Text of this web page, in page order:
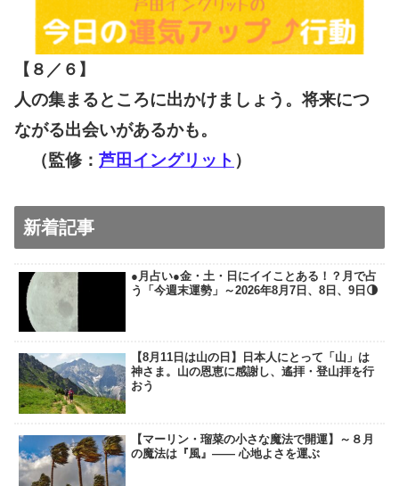
【８／６ 】
人の集まるところに出かけましょう。将来につ
ながる出会いがあるかも。
（監修： 芦田イングリット ）
新着記事
●月占い●金・土・日にイイことある！？月で占
う「今週末運勢」～2026年8月7日、8日、9日🌗
【8月11日は山の日】日本人にとって「山」は
神さま。山の恩恵に感謝し、遙拝・登山拝を行
おう
【マーリン・瑠菜の小さな魔法で開運】～８月
の魔法は『風』―― 心地よさを運ぶ